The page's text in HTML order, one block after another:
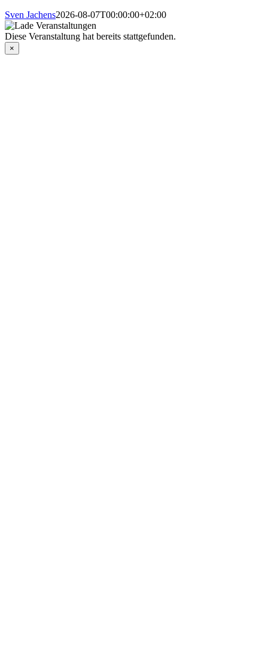
Sven Jachens2026-08-07T00:00:00+02:00
Diese Veranstaltung hat bereits stattgefunden.
×